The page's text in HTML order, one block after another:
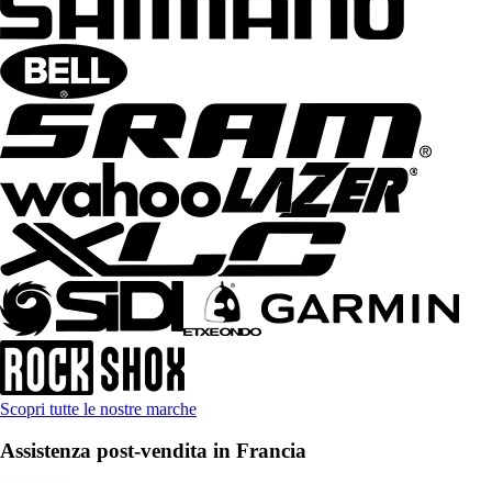
Scopri tutte le nostre marche
Assistenza post-vendita in Francia